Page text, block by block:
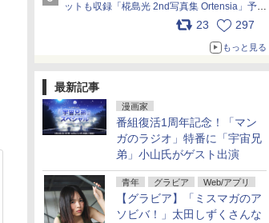
ットも収録「椛島光 2nd写真集 Ortensia」予約
23 297
もっと見る
最新記事
漫画家
番組復活1周年記念！「マン
ガのラジオ」特番に「宇宙兄
弟」小山氏がゲスト出演
青年 グラビア Web/アプリ
【グラビア】「ミスマガのア
ソビバ！」太田しずくさんな